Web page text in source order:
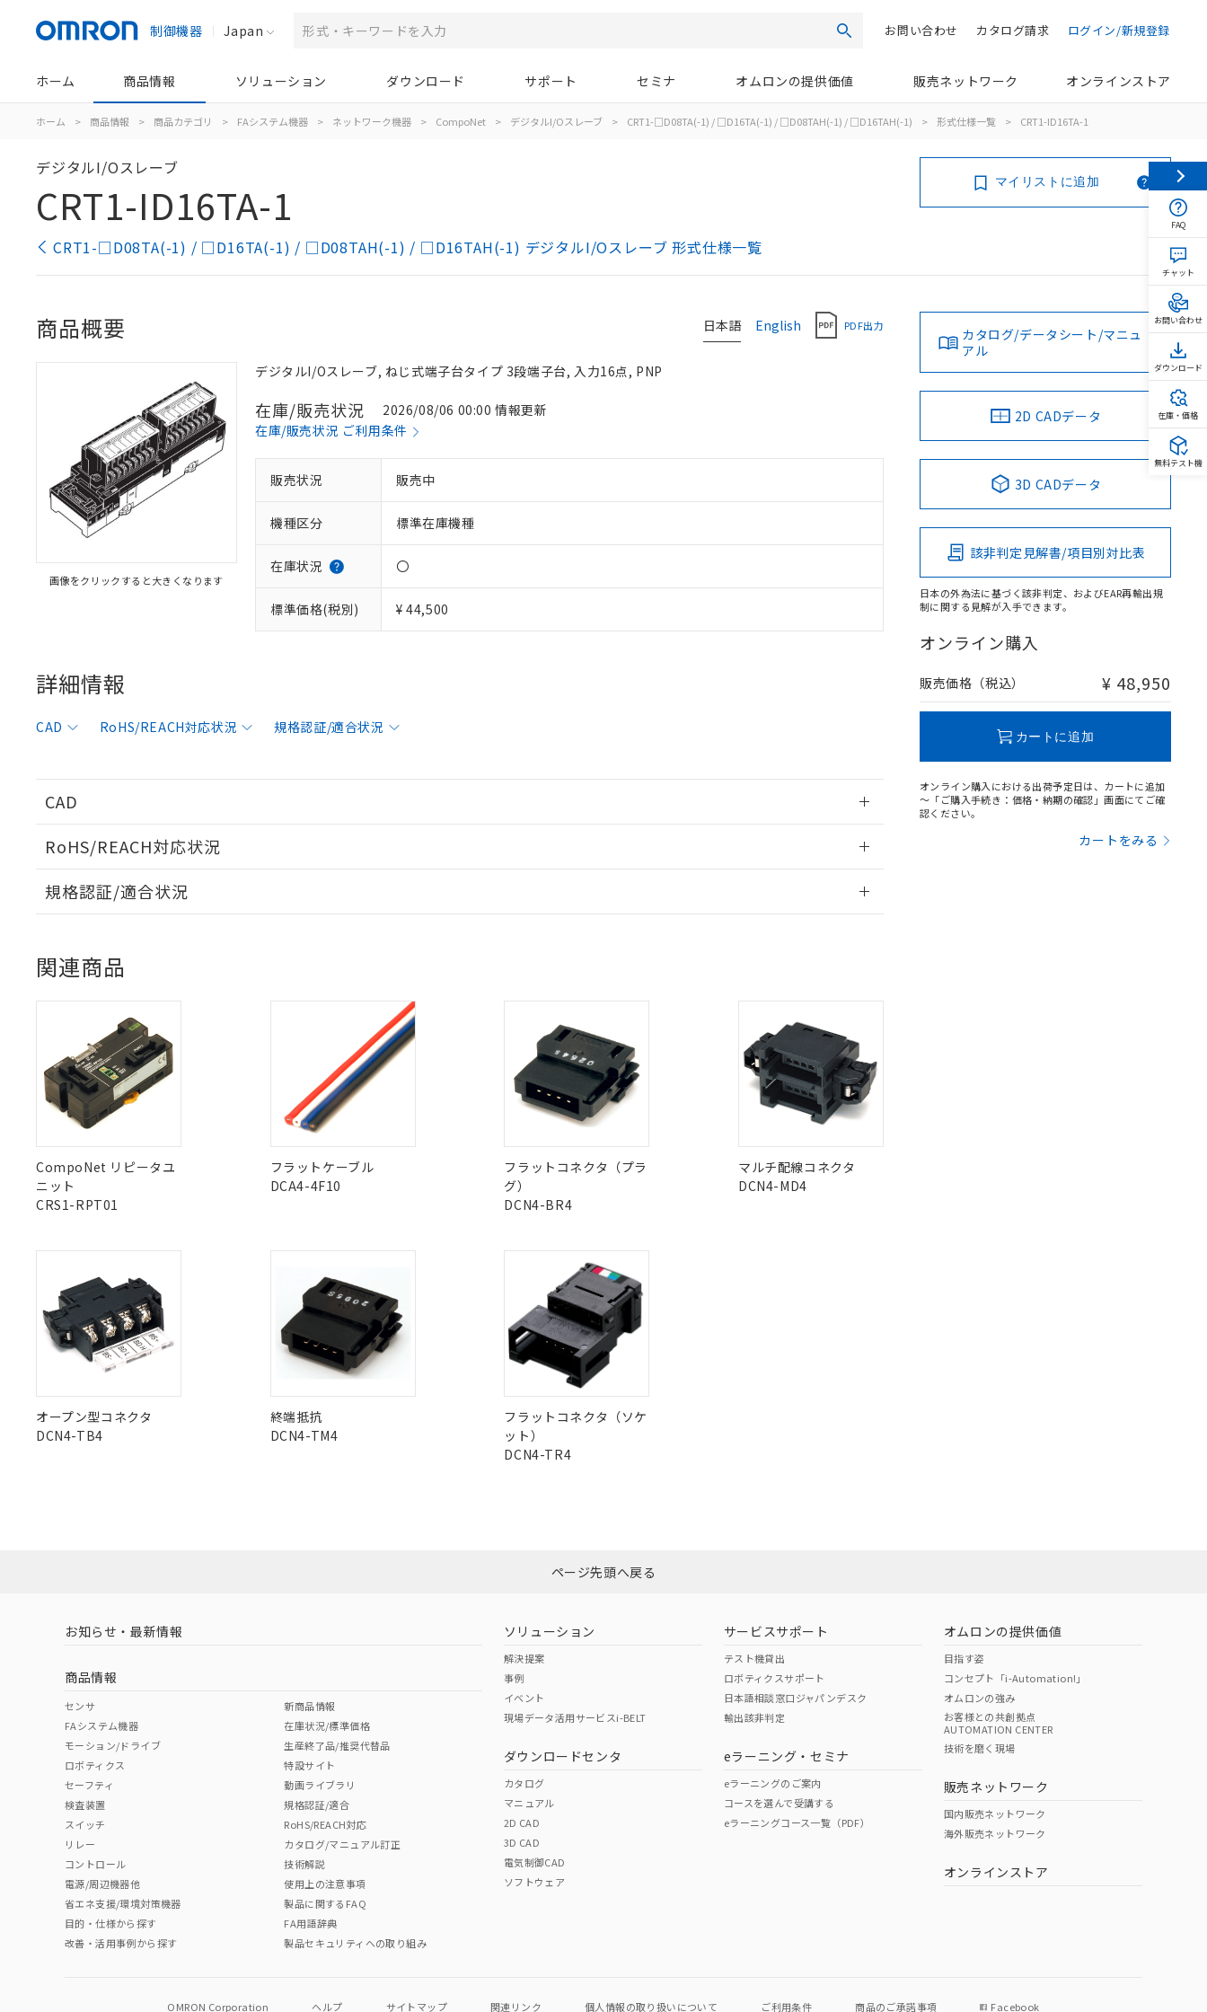
制御機器 Japan 検索 ログイン/新規登録
カタログ請求
お問い合わせ
ホーム 商品情報 ソリューション ダウンロード サポート セミナ オムロンの提供価値 販売ネットワーク オンラインストア
ホーム > 商品情報 > 商品カテゴリ > FAシステム機器 > ネットワーク機器 > CompoNet > デジタルI/Oスレーブ > CRT1-□D08TA(-1) / □D16TA(-1) / □D08TAH(-1) / □D16TAH(-1) > 形式仕様一覧 > CRT1-ID16TA-1
デジタルI/Oスレーブ
CRT1-ID16TA-1
CRT1-□D08TA(-1) / □D16TA(-1) / □D08TAH(-1) / □D16TAH(-1) デジタルI/Oスレーブ 形式仕様一覧
マイリストに追加
日本語 English PDF出力
商品概要
画像をクリックすると大きくなります
デジタルI/Oスレーブ, ねじ式端子台タイプ 3段端子台, 入力16点, PNP
在庫/販売状況
2026/08/06 00:00 情報更新
在庫/販売状況 ご利用条件
販売状況 販売中
機種区分 標準在庫機種
在庫状況 〇
標準価格(税別) ¥ 44,500
詳細情報
CAD RoHS/REACH対応状況 規格認証/適合状況
CAD
ログイン/会員登録いただくと、CADデータをダウンロードすることができます。
ダウンロードデータをご利用いただく前に、以下を必ずお読みください。
ソフトウェアの使用条件
RoHS/REACH対応状況
EU RoHS 注意事項・凡例
対応状況 ※1
対応済み
中国 RoHS 注意事項・凡例
中国 RoHS表
Pb Cd PBBs
"対応済み"や非含有の記載がされた商品であっても、流通在庫等で未対応品が混在する可能性があります。
非含有品が必要な際は、弊社営業部門もしくは販売店へお問い合わせください。
この製品のRoHS/REACH対応状況ページへ
規格認証/適合状況
Yes
LR型式承認
（イギリス
船舶規格）
DNV型式承認
（ノルウェー
（フランス
船舶規格）
KR型式承認
（韓国
NK型式承認
（日本
船舶規格）
ABS型式承認
（アメリカ
船舶規格）
関連商品
CompoNet リピータユ
ニット
CRS1-RPT01
フラットケーブル
DCA4-4F10
フラットコネクタ（プラ
グ）
DCN4-BR4
マルチ配線コネクタ
DCN4-MD4
オープン型コネクタ
DCN4-TB4
終端抵抗
DCN4-TM4
フラットコネクタ（ソケ
ット）
DCN4-TR4
カタログ/データシート/マニュ
アル
2D CADデータ
3D CADデータ
該非判定見解書/項目別対比表
日本の外為法に基づく該非判定、およびEAR再輸出規
制に関する見解が入手できます。
オンライン購入
販売価格（税込） ¥ 48,950
カートに追加
オンライン購入における出荷予定日は、カートに追加
～「ご購入手続き：価格・納期の確認」画面にてご確
認ください。
カートをみる
ご利用条件
以下の条件をお読みいただき、同意のうえご利用ください。
在庫状況および標準価格照会結果は、記載している更新日時点での社内データに基づき作成されるも
のであり、閲覧された時点での実際の在庫および標準価格とは異なる場合があることをご了承くださ
正式な納期状況および標準価格はお客様のお取引先、またはお客様担当のオムロン制御機器販売店・
当社販売員にご相談ください。
オムロン制御機器販売店や当社販売拠点は「販売ネットワーク
」をご確認ください。
在庫状況および標準価格結果を当社の事前の承諾なく第三者に漏洩または開示しないようお願いしま
マイパーツ機能（部品リスト作成サービス）をご利用いただくには、I-Webメンバーズにご登録され
ている必要があります。
お客様が当ウェブサイト上で当社にご登録された部品リストについて、当社および当社の共同利用者
※当社の共同利用者とは、
"個人情報の共同利用に関して"
いる法人を指します。
対応予定：EU RoHS指令（10物質）の非含有に対応した製品に切り替える予定のある商品です。
対応予定なし：EU RoHS指令（10物質）の非含有に非対応の商品で、対応品を出す予定はありません。
仕入先様の事情により、非含有部品としていたものが、含有品と判明した場合などやむを得ず変更すること
があります。
ル（DBP） 1000ppm以下、フタル酸ジイソブチル (DIBP) 1000ppm以下
但し、RoHS指令で産業用監視および制御機器に対する適用除外項目は除く。
フタル酸エステル類の４物質については閾値を超える意図的な使用がないことを確認しています。
※2 対応予定月
部品在庫の切り替え状況などにより、予定月が前後することがあります。
EU RoHS指令（10物質）の非含有証明書
51物質の非含有証明書（当社基準）
※本証明書は発行日時点で非含有を証明するもので、過去に遡って非含有を証明するものではありません。
また、RoHS指令のフタル酸エステル類４物質の対応では、対応完了までの期間は出荷製品に未対応品が
混在することから備考欄に対応日を記載しておりました。
既に当社にて対応品への在庫切替を完了していることから、特段のことがない限り、2022年1月12日よ
*中国RoHS10物質の基準値 (GB/T26572)：
Pb(鉛) :1000ppm、 Hg(水銀) : 1000ppm、 Cd(カドミウム) : 100ppm、
Cr(Ⅵ)(六価クロム) : 1000ppm、 PBBs(ポリ臭化ビフェニル類) : 1000ppm、 PBDEs(ポリ臭化ジフェニルエーテル類) : 1000ppm、
DBP(フタル酸ジブチル) : 1000ppm、 DIBP(フタル酸ジイソブチル) : 1000ppm、 BBP(フタル酸ブチルベンジル) : 1000ppm、
DEHP(フタル酸ビス(2-エチルヘキシル)) : 1000ppm
※2 環境保護使用期限
「ｅ」：有害物質（10物質）のすべてが基準値以下であることを示します。
「10」：通常の使用状況下において有害物質が外部に漏えいし、環境に深刻な影響を及ぼさない年数を意
味します。
「－」：未確認です。当社販売部門へお問い合わせください。
当社は規制貨物を破棄する場合は、完全に破砕するなど、違法に輸出されないよう必要な手段を講じ
当社は貴社製品を、核兵器、ミサイル、化学兵器、生物兵器またはその他武器並びにこれらの製造装
置等に一切使用いたしません。
当社は、貴社製品を第三者に販売する場合は、上記1、2および3の内容を当該第三者に通知します。
また当社は、販売先および販売に係わる関係者が違法に輸出するおそれがある場合は、取り引きをい
たしません。
号
一定数以上の在庫あり
△ 一定数には満たないが在庫あり
－
在庫なし(最新の在庫状況については、お客様のお取引先、またはお客様担当のオムロン制御
機器販売店・当社販売員にご確認ください)
空
受注生産機種、また在庫状況の情報を公開していない機種
ページ先頭へ戻る
お知らせ・最新情報
商品情報
センサ
FAシステム機器
モーション/ドライブ
ロボティクス
セーフティ
検査装置
スイッチ
リレー
コントロール
電源/周辺機器他
省エネ支援/環境対策機器
目的・仕様から探す
改善・活用事例から探す
新商品情報
在庫状況/標準価格
生産終了品/推奨代替品
特設サイト
動画ライブラリ
規格認証/適合
RoHS/REACH対応
カタログ/マニュアル訂正
技術解説
使用上の注意事項
製品に関するFAQ
FA用語辞典
製品セキュリティへの取り組み
ソリューション
解決提案
事例
イベント
現場データ活用サービスi-BELT
ダウンロードセンタ
カタログ
マニュアル
2D CAD
3D CAD
電気制御CAD
ソフトウェア
サービスサポート
テスト機貸出
ロボティクスサポート
日本語相談窓口ジャパンデスク
輸出該非判定
eラーニング・セミナ
eラーニングのご案内
コースを選んで受講する
eラーニングコース一覧（PDF）
オムロンの提供価値
目指す姿
コンセプト「i-Automation!」
オムロンの強み
お客様との共創拠点
AUTOMATION CENTER
技術を磨く現場
販売ネットワーク
国内販売ネットワーク
海外販売ネットワーク
オンラインストア
OMRON Corporation ヘルプ サイトマップ 関連リンク 個人情報の取り扱いについて ご利用条件 商品のご承諾事項 Facebook
FAQ
チャット
お問い合わせ
ダウンロード
在庫・価格
無料テスト機